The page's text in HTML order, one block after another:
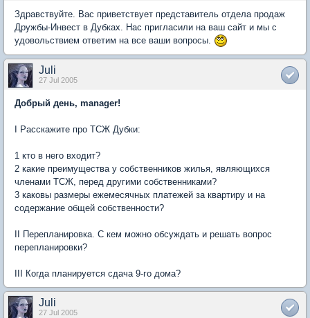
Здравствуйте. Вас приветствует представитель отдела продаж
Дружбы-Инвест в Дубках. Нас пригласили на ваш сайт и мы с
удовольствием ответим на все ваши вопросы.
Juli
27 Jul 2005
Добрый день, manager!
I Расскажите про ТСЖ Дубки:
1 кто в него входит?
2 какие преимущества у собственников жилья, являющихся
членами ТСЖ, перед другими собственниками?
3 каковы размеры ежемесячных платежей за квартиру и на
содержание общей собственности?
II Перепланировка. С кем можно обсуждать и решать вопрос
перепланировки?
III Когда планируется сдача 9-го дома?
Juli
27 Jul 2005